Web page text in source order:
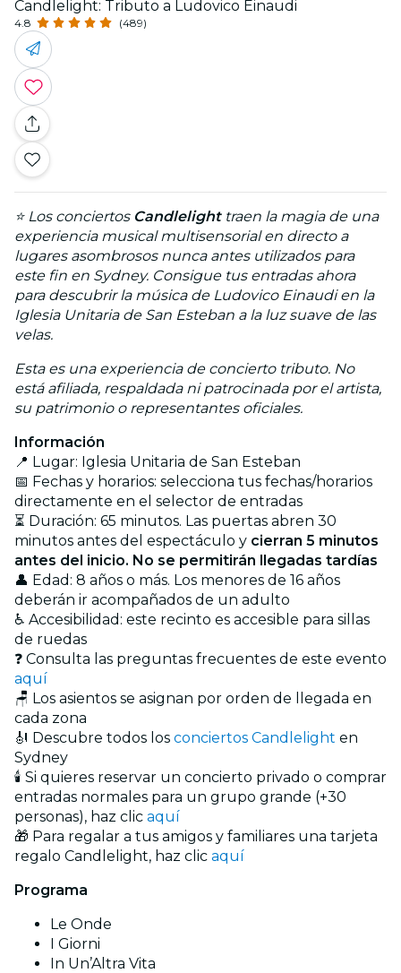
Candlelight: Tributo a Ludovico Einaudi
4.8 (489)
⭐ Los conciertos Candlelighttraen la magia de una
experiencia musical multisensorial en directo a
lugares asombrosos nunca antes utilizados para
este fin en Sydney. Consigue tus entradas ahora
para descubrir la música de Ludovico Einaudi en la
Iglesia Unitaria de San Esteban a la luz suave de las
velas.
Esta es una experiencia de concierto tributo. No
está afiliada, respaldada ni patrocinada por el artista,
su patrimonio o representantes oficiales.
Información
📍 Lugar: Iglesia Unitaria de San Esteban
📅 Fechas y horarios: selecciona tus fechas/horarios
directamente en el selector de entradas
⏳ Duración: 65 minutos. Las puertas abren 30
minutos antes del espectáculo y cierran 5 minutos
antes del inicio. No se permitirán llegadas tardías
👤 Edad: 8 años o más. Los menores de 16 años
deberán ir acompañados de un adulto
♿ Accesibilidad: este recinto es accesible para sillas
de ruedas
❓ Consulta las preguntas frecuentes de este evento
aquí
🪑 Los asientos se asignan por orden de llegada en
cada zona
🎻 Descubre todos los conciertos Candlelight en
Sydney
🕯️ Si quieres reservar un concierto privado o comprar
entradas normales para un grupo grande (+30
personas), haz clic aquí
🎁 Para regalar a tus amigos y familiares una tarjeta
regalo Candlelight, haz clic aquí
Programa
Le Onde
I Giorni
In Un’Altra Vita